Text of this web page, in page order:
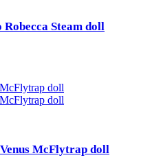
Steam doll
McFlytrap doll